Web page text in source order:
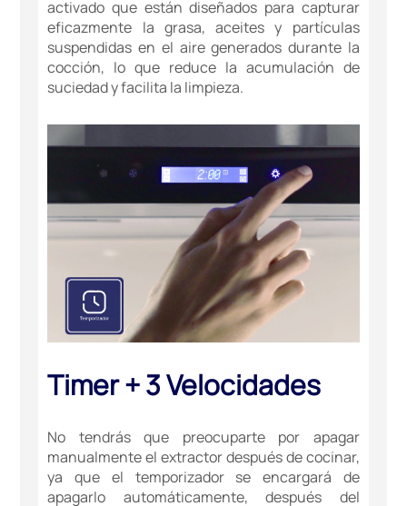
activado que están diseñados para capturar
eficazmente la grasa, aceites y partículas
suspendidas en el aire generados durante la
cocción, lo que reduce la acumulación de
suciedad y facilita la limpieza.
Timer + 3 Velocidades
No tendrás que preocuparte por apagar
manualmente el extractor después de cocinar,
ya que el temporizador se encargará de
apagarlo automáticamente, después del